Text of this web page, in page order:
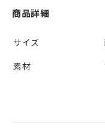
商品詳細
サイズ
素材